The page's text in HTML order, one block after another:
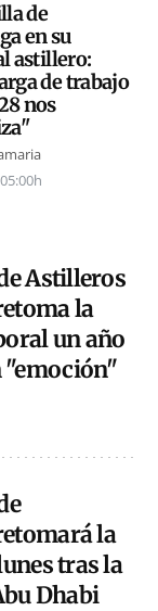
de
en su
astillero:
de trabajo
nos
05:00h
Astilleros
la
un año
"emoción"
la
tras la
Dhabi